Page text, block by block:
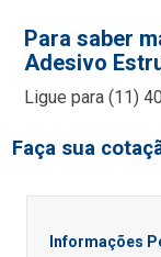
Para saber
Adesivo
Ligue para(11)
Faça sua
Informações